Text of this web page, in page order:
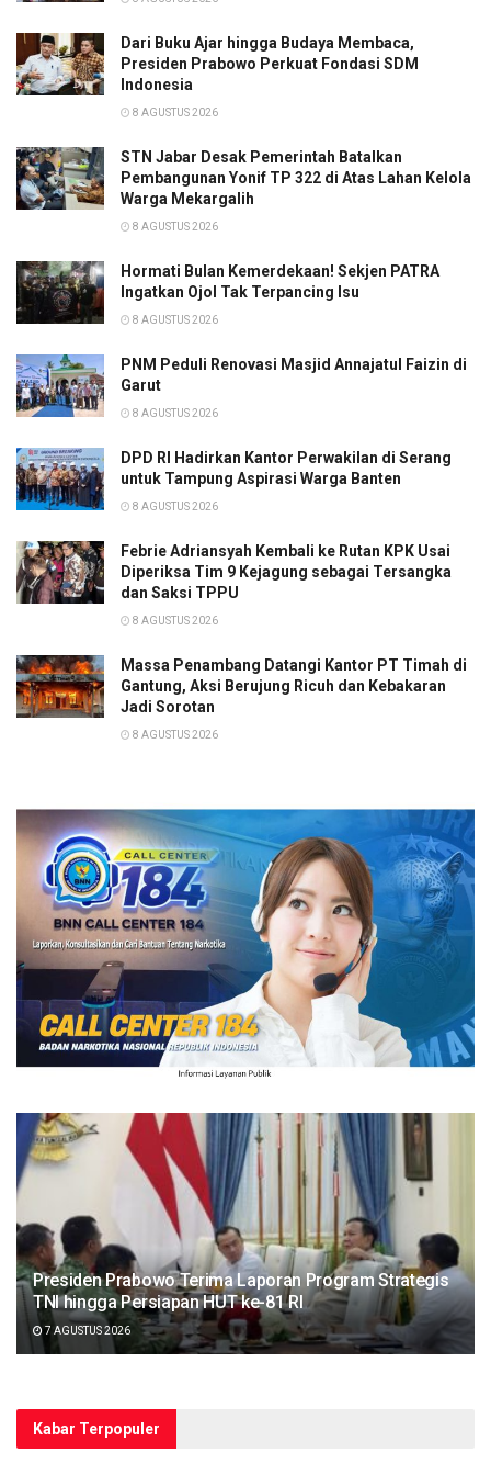
Dari Buku Ajar hingga Budaya Membaca,
Presiden Prabowo Perkuat Fondasi SDM
Indonesia
8 AGUSTUS 2026
STN Jabar Desak Pemerintah Batalkan
Pembangunan Yonif TP 322 di Atas Lahan Kelola
Warga Mekargalih
8 AGUSTUS 2026
Hormati Bulan Kemerdekaan! Sekjen PATRA
Ingatkan Ojol Tak Terpancing Isu
8 AGUSTUS 2026
PNM Peduli Renovasi Masjid Annajatul Faizin di
Garut
8 AGUSTUS 2026
DPD RI Hadirkan Kantor Perwakilan di Serang
untuk Tampung Aspirasi Warga Banten
8 AGUSTUS 2026
Febrie Adriansyah Kembali ke Rutan KPK Usai
Diperiksa Tim 9 Kejagung sebagai Tersangka
dan Saksi TPPU
8 AGUSTUS 2026
Massa Penambang Datangi Kantor PT Timah di
Gantung, Aksi Berujung Ricuh dan Kebakaran
Jadi Sorotan
8 AGUSTUS 2026
Presiden Prabowo Terima Laporan Program Strategis
TNI hingga Persiapan HUT ke-81 RI
7 AGUSTUS 2026
Kabar Terpopuler